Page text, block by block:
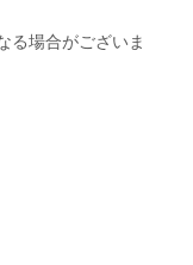
る場合がございま